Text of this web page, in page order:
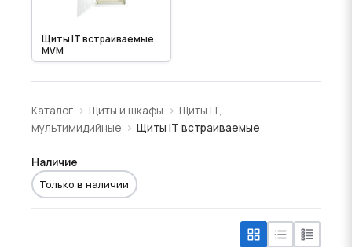
Щиты IT встраиваемые
MVM
Каталог Щиты и шкафы
Щиты IT,
мультимидийные
Щиты IT встраиваемые
Наличие
Только в наличии